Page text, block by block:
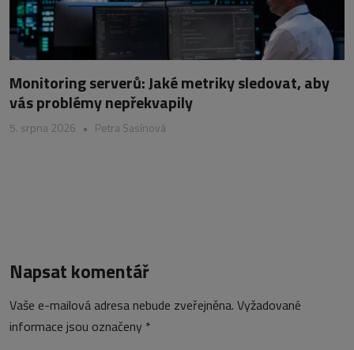
Monitoring serverů: Jaké metriky sledovat, aby
vás problémy nepřekvapily
5. srpna 2026 • Petra Sasínová
Napsat komentář
Vaše e-mailová adresa nebude zveřejněna. Vyžadované
informace jsou označeny *